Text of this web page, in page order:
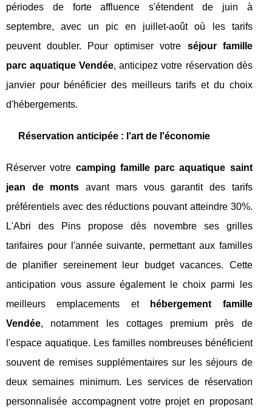
périodes de forte affluence s'étendent de juin à
septembre, avec un pic en juillet-août où les tarifs
peuvent doubler. Pour optimiser votre séjour famille
parc aquatique Vendée, anticipez votre réservation dès
janvier pour bénéficier des meilleurs tarifs et du choix
d'hébergements.
Réservation anticipée : l'art de l'économie
Réserver votre camping famille parc aquatique saint
jean de monts avant mars vous garantit des tarifs
préférentiels avec des réductions pouvant atteindre 30%.
L'Abri des Pins propose dès novembre ses grilles
tarifaires pour l'année suivante, permettant aux familles
de planifier sereinement leur budget vacances. Cette
anticipation vous assure également le choix parmi les
meilleurs emplacements et
hébergement famille
Vendée, notamment les cottages premium près de
l'espace aquatique. Les familles nombreuses bénéficient
souvent de remises supplémentaires sur les séjours de
deux semaines minimum. Les services de réservation
personnalisée accompagnent votre projet en proposant